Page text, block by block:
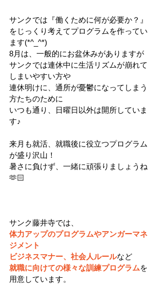
サンクでは『働くために何が必要か？』
をじっくり考えてプログラムを作ってい
ます(*^_^*)
8月は、一般的にお盆休みがありますが
サンクでは連休中に生活リズムが崩れて
しまいやすい方や
連休明けに、通所が憂鬱になってしまう
方たちのために
いつも通り、日曜日以外は開所していま
す♪
来月も就活、就職後に役立つプログラム
が盛り沢山！
暑さに負けず、一緒に頑張りましょうね
🫶🏻
サンク藤井寺では、
体力アップのプログラムやアンガーマネ
ジメント
ビジネスマナー、社会人ルールなど
就職に向けての様々な訓練プログラムを
用意しています。